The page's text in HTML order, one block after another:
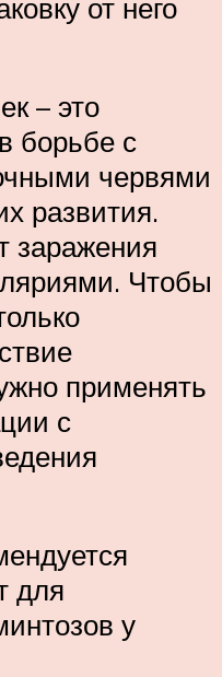
от него
– это
борьбе с
червями
развития.
заражения
Чтобы
применять
с
для
у